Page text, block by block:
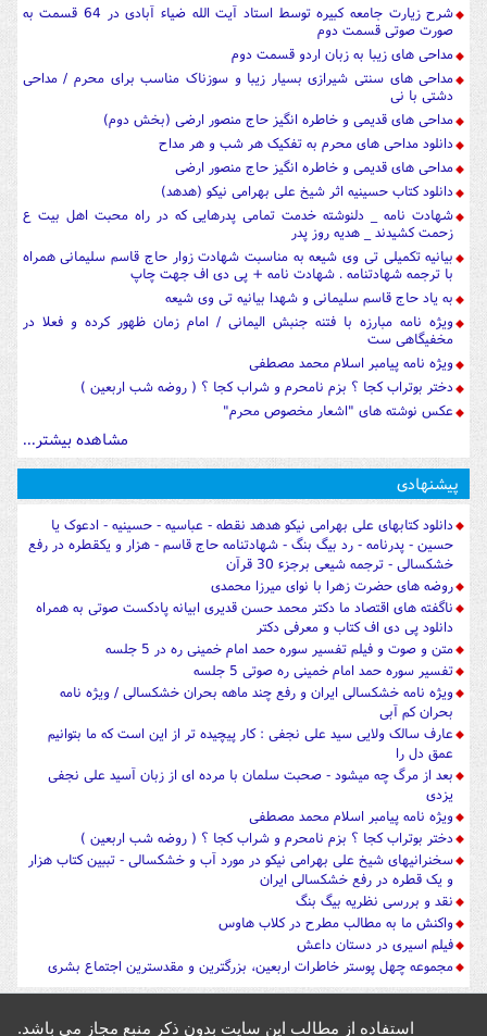
شرح زیارت جامعه کبیره توسط استاد آیت الله ضیاء آبادی در 64 قسمت به
صورت صوتی قسمت دوم
مداحی های زیبا به زبان اردو قسمت دوم
مداحی های سنتی شیرازی بسیار زیبا و سوزناک مناسب برای محرم / مداحی
دشتی با نی
مداحی های قدیمی و خاطره انگیز حاج منصور ارضی (بخش دوم)
دانلود مداحی های محرم به تفکیک هر شب و هر مداح
مداحی های قدیمی و خاطره انگیز حاج منصور ارضی
دانلود کتاب حسینیه اثر شیخ علی بهرامی نیکو (هدهد)
شهادت نامه _ دلنوشته خدمت تمامی پدرهایی که در راه محبت اهل بیت ع
زحمت کشیدند _ هدیه روز پدر
بیانیه تکمیلی تی وی شیعه به مناسبت شهادت زوار حاج قاسم سلیمانی همراه
با ترجمه شهادتنامه . شهادت نامه + پی دی اف جهت چاپ
به یاد حاج قاسم سلیمانی و شهدا بیانیه تی وی شیعه
ویژه نامه مبارزه با فتنه جنبش الیمانی / امام زمان ظهور کرده و فعلا در
مخفیگاهی ست
ویژه نامه پیامبر اسلام محمد مصطفی
دختر بوتراب کجا ؟ بزم نامحرم و شراب کجا ؟ ( روضه شب اربعین )
عکس نوشته های "اشعار مخصوص محرم"
مشاهده بیشتر...
پیشنهادی
دانلود کتابهای علی بهرامی نیکو هدهد نقطه - عباسیه - حسینیه - ادعوک یا
حسین - پدرنامه - رد بیگ بنگ - شهادتنامه حاج قاسم - هزار و یکقطره در رفع
خشکسالی - ترجمه شیعی برجزء 30 قرآن
روضه های حضرت زهرا با نوای میرزا محمدی
ناگفته های اقتصاد ما دکتر محمد حسن قدیری ابیانه پادکست صوتی به همراه
دانلود پی دی اف کتاب و معرفی دکتر
متن و صوت و فیلم تفسیر سوره حمد امام خمینی ره در 5 جلسه
تفسیر سوره حمد امام خمینی ره صوتی 5 جلسه
ویژه نامه خشکسالی ایران و رفع چند ماهه بحران خشکسالی / ویژه نامه
بحران کم آبی
عارف سالک ولایی سید علی نجفی : کار پیچیده تر از این است که ما بتوانیم
عمق دل را
بعد از مرگ چه میشود - صحبت سلمان با مرده ای از زبان آسید علی نجفی
یزدی
ویژه نامه پیامبر اسلام محمد مصطفی
دختر بوتراب کجا ؟ بزم نامحرم و شراب کجا ؟ ( روضه شب اربعین )
سخنرانیهای شیخ علی بهرامی نیکو در مورد آب و خشکسالی - تببین کتاب هزار
و یک قطره در رفع خشکسالی ایران
نقد و بررسی نظریه بیگ بنگ
واکنش ما به مطالب مطرح در کلاب هاوس
فیلم اسیری در دستان داعش
مجموعه چهل پوستر خاطرات اربعین، بزرگترین و مقدسترین اجتماع بشری
استفاده از مطالب این سایت بدون ذکر منبع مجاز می باشد.